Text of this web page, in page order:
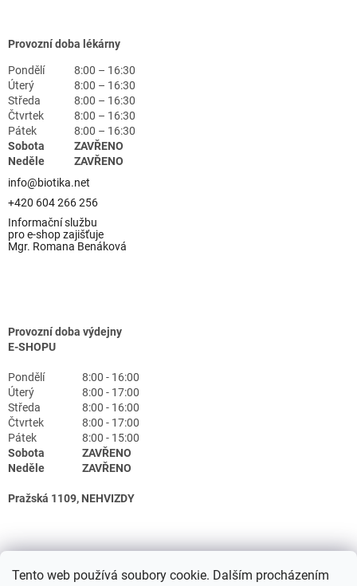
Tento web používá soubory cookie. Dalším procházením
Provozní doba lékárny
Pondělí
8:00 – 16:30
Úterý
8:00 – 16:30
Středa
8:00 – 16:30
Čtvrtek
8:00 – 16:30
Pátek
8:00 – 16:30
Sobota
ZAVŘENO
Neděle
ZAVŘENO
info@biotika.net
+420 604 266 256
Informační službu
pro e-shop zajišťuje
Mgr. Romana Benáková
Provozní doba výdejny
E-SHOPU
Pondělí
8:00 - 16:00
Úterý
8:00 - 17:00
Středa
8:00 - 16:00
Čtvrtek
8:00 - 17:00
Pátek
8:00 - 15:00
Sobota
ZAVŘENO
Neděle
ZAVŘENO
Pražská 1109, NEHVIZDY